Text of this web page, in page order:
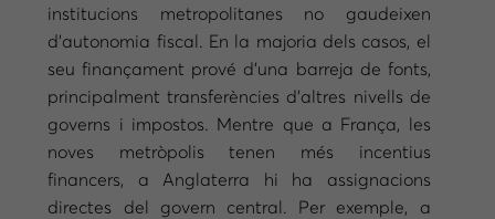
institucions metropolitanes no gaudeixen
d’autonomia fiscal. En la majoria dels casos, el
seu finançament prové d’una barreja de fonts,
principalment transferències d’altres nivells de
governs i impostos. Mentre que a França, les
noves metròpolis tenen més incentius
financers, a Anglaterra hi ha assignacions
directes del govern central. Per exemple, a